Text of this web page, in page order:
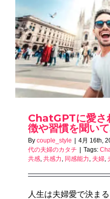
ChatGPTに愛さ
徴や習慣を聞い
By couple_style | 4月 16th,
代の夫婦のカタチ | Tags:
共感 共感力 同感能力 夫婦
人生は夫婦愛で決ま